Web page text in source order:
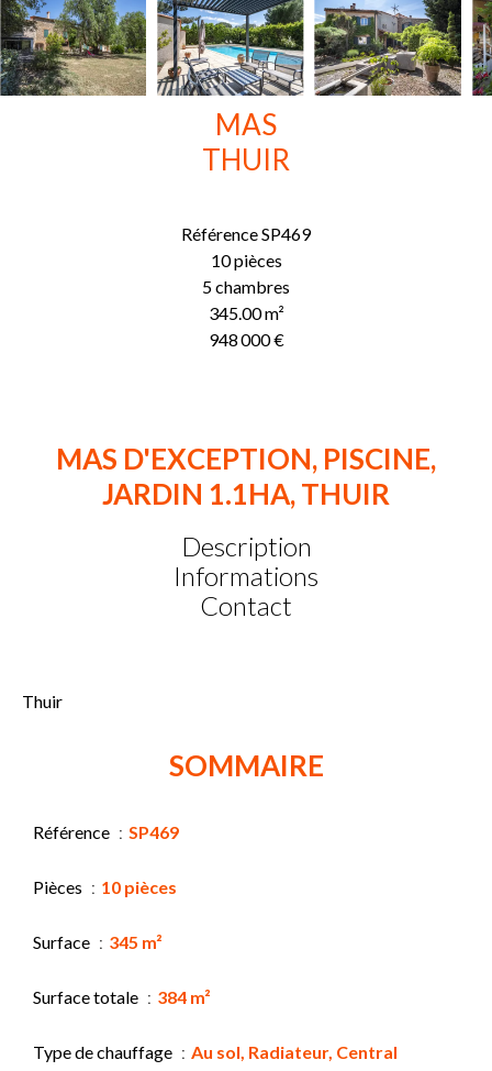
MAS
THUIR
RéférenceSP469
10 pièces
5 chambres
345.00m²
948 000 €
MAS D'EXCEPTION, PISCINE,
JARDIN 1.1HA, THUIR
Description
Informations
Contact
Thuir
SOMMAIRE
Référence SP469
Pièces 10 pièces
Surface 345 m²
Surface totale 384 m²
Type de chauffage Au sol, Radiateur, Central